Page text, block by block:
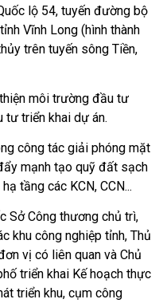
lộ 54, tuyến đường bộ
Vĩnh Long (hình thành
trên tuyến sông Tiền,
môi trường đầu tư
tư triển khai dự án.
công tác giải phóng mặt
mạnh tạo quỹ đất sạch
tầng các KCN, CCN...
Sở Công thương chủ trì,
khu công nghiệp tỉnh, Thủ
vị có liên quan và Chủ
triển khai Kế hoạch thực
triển khu, cụm công